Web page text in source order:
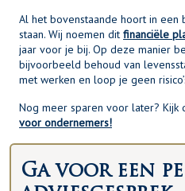
Al het bovenstaande hoort in een
staan. Wij noemen dit financiële
jaar voor je bij. Op deze manier
bijvoorbeeld behoud van
met werken en loop je geen
Nog meer sparen voor later? Kijk
voor ondernemers!
Ga voor een